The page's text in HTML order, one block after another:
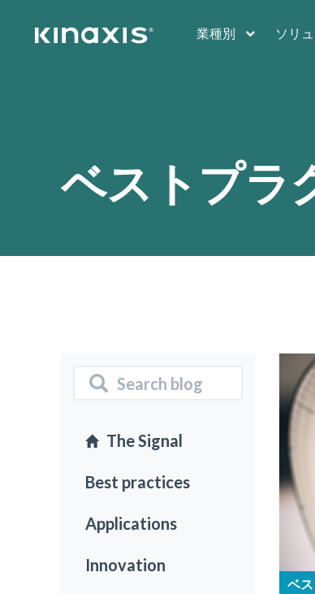
業種別
ソリ
ベストプラ
Search the blog
The Signal
Best practices
Applications
Innovation
ベ